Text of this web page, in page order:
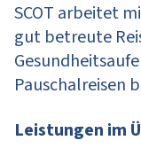
SCOT arbeitet
gut betreute
Pauschalreisen
Leistungen im